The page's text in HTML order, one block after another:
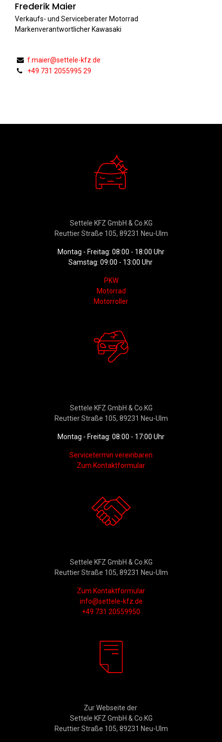
Frederik Maier
Verkaufs- und Serviceberater Motorrad
Markenverantwortlicher Kawasaki
f.maier@settele-kfz.de
+49 731 2055995 29
Settele KFZ GmbH & Co.KG
Reuttier Straße 105, 89231 Neu-Ulm
Montag - Freitag: 08:00 - 18:00 Uhr
Samstag: 09:00 - 13:00 Uhr
PKW
Motorrad
Motorroller
Settele KFZ GmbH & Co.KG
Reuttier Straße 105, 89231 Neu-Ulm
Montag - Freitag: 08:00 - 17:00 Uhr
Servicetermin vereinbaren
Zum Kontaktformular
Settele KFZ GmbH & Co.KG
Reuttier Straße 105, 89231 Neu-Ulm
Zum Kontaktformular
info@settele-kfz.de
+49 731 20559950
Zur Webseite der
Settele KFZ GmbH & Co.KG
Reuttier Straße 105, 89231 Neu-Ulm